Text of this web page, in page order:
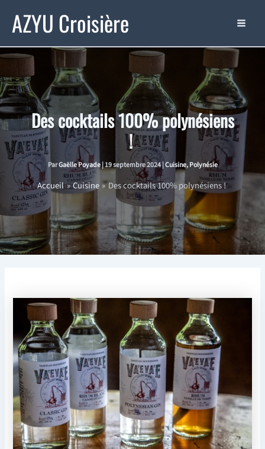
contenu
AZYU Croisière
Des cocktails 100% polynésiens
!
ParGaëlle Poyade|19 septembre 2024|Cuisine,Polynésie
Accueil Cuisine Des cocktails 100% polynésiens !